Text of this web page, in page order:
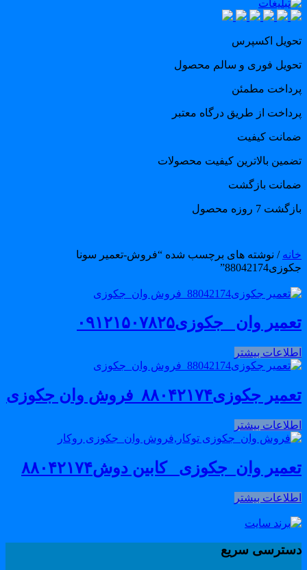
اکسپرس
فوری و سالم محصول
مطمئن
از طریق درگاه معتبر
کیفیت
بالاترین کیفیت محصولات
بازگشت
7 روزه محصول
/ نوشته های برچسب شده “فروش-تعمیر سونا
وان _جکوزی۰۹۱۲۱۵۰۷۸۲۵
بیشتر
جکوزی۸۸۰۴۲۱۷۴_فروش وان جکوزی
بیشتر
وان_جکوزی_ کابین دوش۸۸۰۴۲۱۷۴
بیشتر
سریع